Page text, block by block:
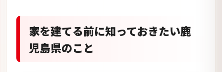
家を建てる前に知っておきたい鹿
児島県のこと